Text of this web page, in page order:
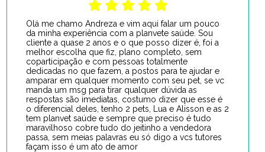
Olá me chamo Andreza e vim aqui falar um pouco
da minha experiência com a planvete saúde. Sou
cliente a quase 2 anos e o que posso dizer é, foi a
melhor escolha que fiz, plano completo, sem
coparticipação e com pessoas totalmente
dedicadas no que fazem, a postos para te ajudar e
amparar em qualquer momento com seu pet, se vc
manda um msg para tirar qualquer dúvida as
respostas são imediatas, costumo dizer que esse é
o diferencial deles, tenho 2 pets, Lua e Alisson e as 2
tem planvet saúde e sempre que preciso é tudo
maravilhoso cobre tudo do jeitinho a vendedora
passa, sem meias palavras eu só digo a vcs tutores
façam isso é um ato de amor